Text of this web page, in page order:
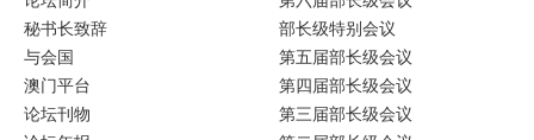
秘书长致辞
与会国
澳门平台
论坛刊物
部长级特别会议
第五届部长级会议
第四届部长级会议
第三届部长级会议